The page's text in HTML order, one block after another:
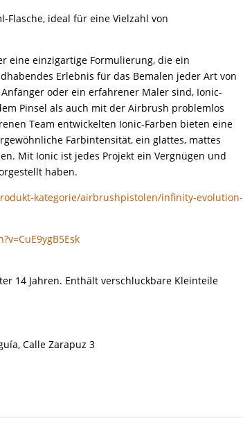
Flasche, ideal für eine Vielzahl von
eine einzigartige Formulierung, die ein
Erlebnis für das Bemalen jeder Art von
oder ein erfahrener Maler sind, Ionic-
Pinsel als auch mit der Airbrush problemlos
Team entwickelten Ionic-Farben bieten eine
Farbintensität, ein glattes, mattes
Mit Ionic ist jedes Projekt ein Vergnügen und
haben.
kategorie/airbrushpistolen/infinity-evolution-
14 Jahren. Enthält verschluckbare Kleinteile
Calle Zarapuz 3